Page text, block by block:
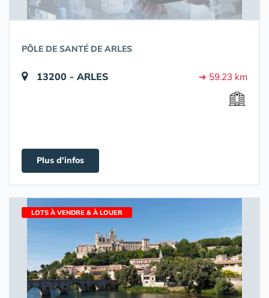
PÔLE DE SANTÉ DE ARLES
13200 - ARLES ➔ 59.23 km
Plus d'infos
LOTS À VENDRE & À LOUER